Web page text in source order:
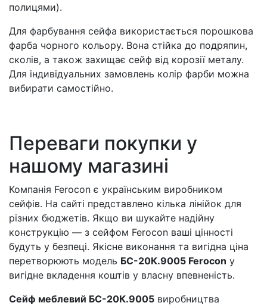
полицями).
Для фарбування сейфа використається порошкова
фарба чорного кольору. Вона стійка до подряпин,
сколів, а також захищає сейф від корозії металу.
Для індивідуальних замовлень колір фарби можна
вибирати самостійно.
Переваги покупки у
нашому магазині
Компанія Ferocon є українським виробником
сейфів. На сайті представлено кілька лінійок для
різних бюджетів. Якщо ви шукайте надійну
конструкцію — з сейфом Ferocon ваші цінності
будуть у безпеці. Якісне виконання та вигідна ціна
перетворюють модель БС-20К.9005 Ferocon у
вигідне вкладення коштів у власну впевненість.
Сейф меблевий БС-20К.9005 виробництва